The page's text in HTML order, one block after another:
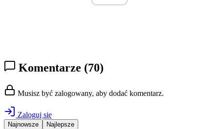
Komentarze (70)
Musisz być zalogowany, aby dodać komentarz.
Zaloguj się
Najnowsze Najlepsze